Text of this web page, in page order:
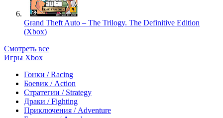
Grand Theft Auto – The Trilogy. The Definitive Edition
(Xbox)
Смотреть все
Игры Xbox
Гонки / Racing
Боевик / Action
Стратегии / Strategy
Драки / Fighting
Приключения / Adventure